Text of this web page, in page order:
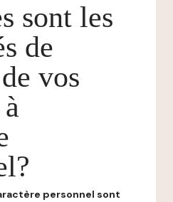
sont les
de
vos
personnel sont